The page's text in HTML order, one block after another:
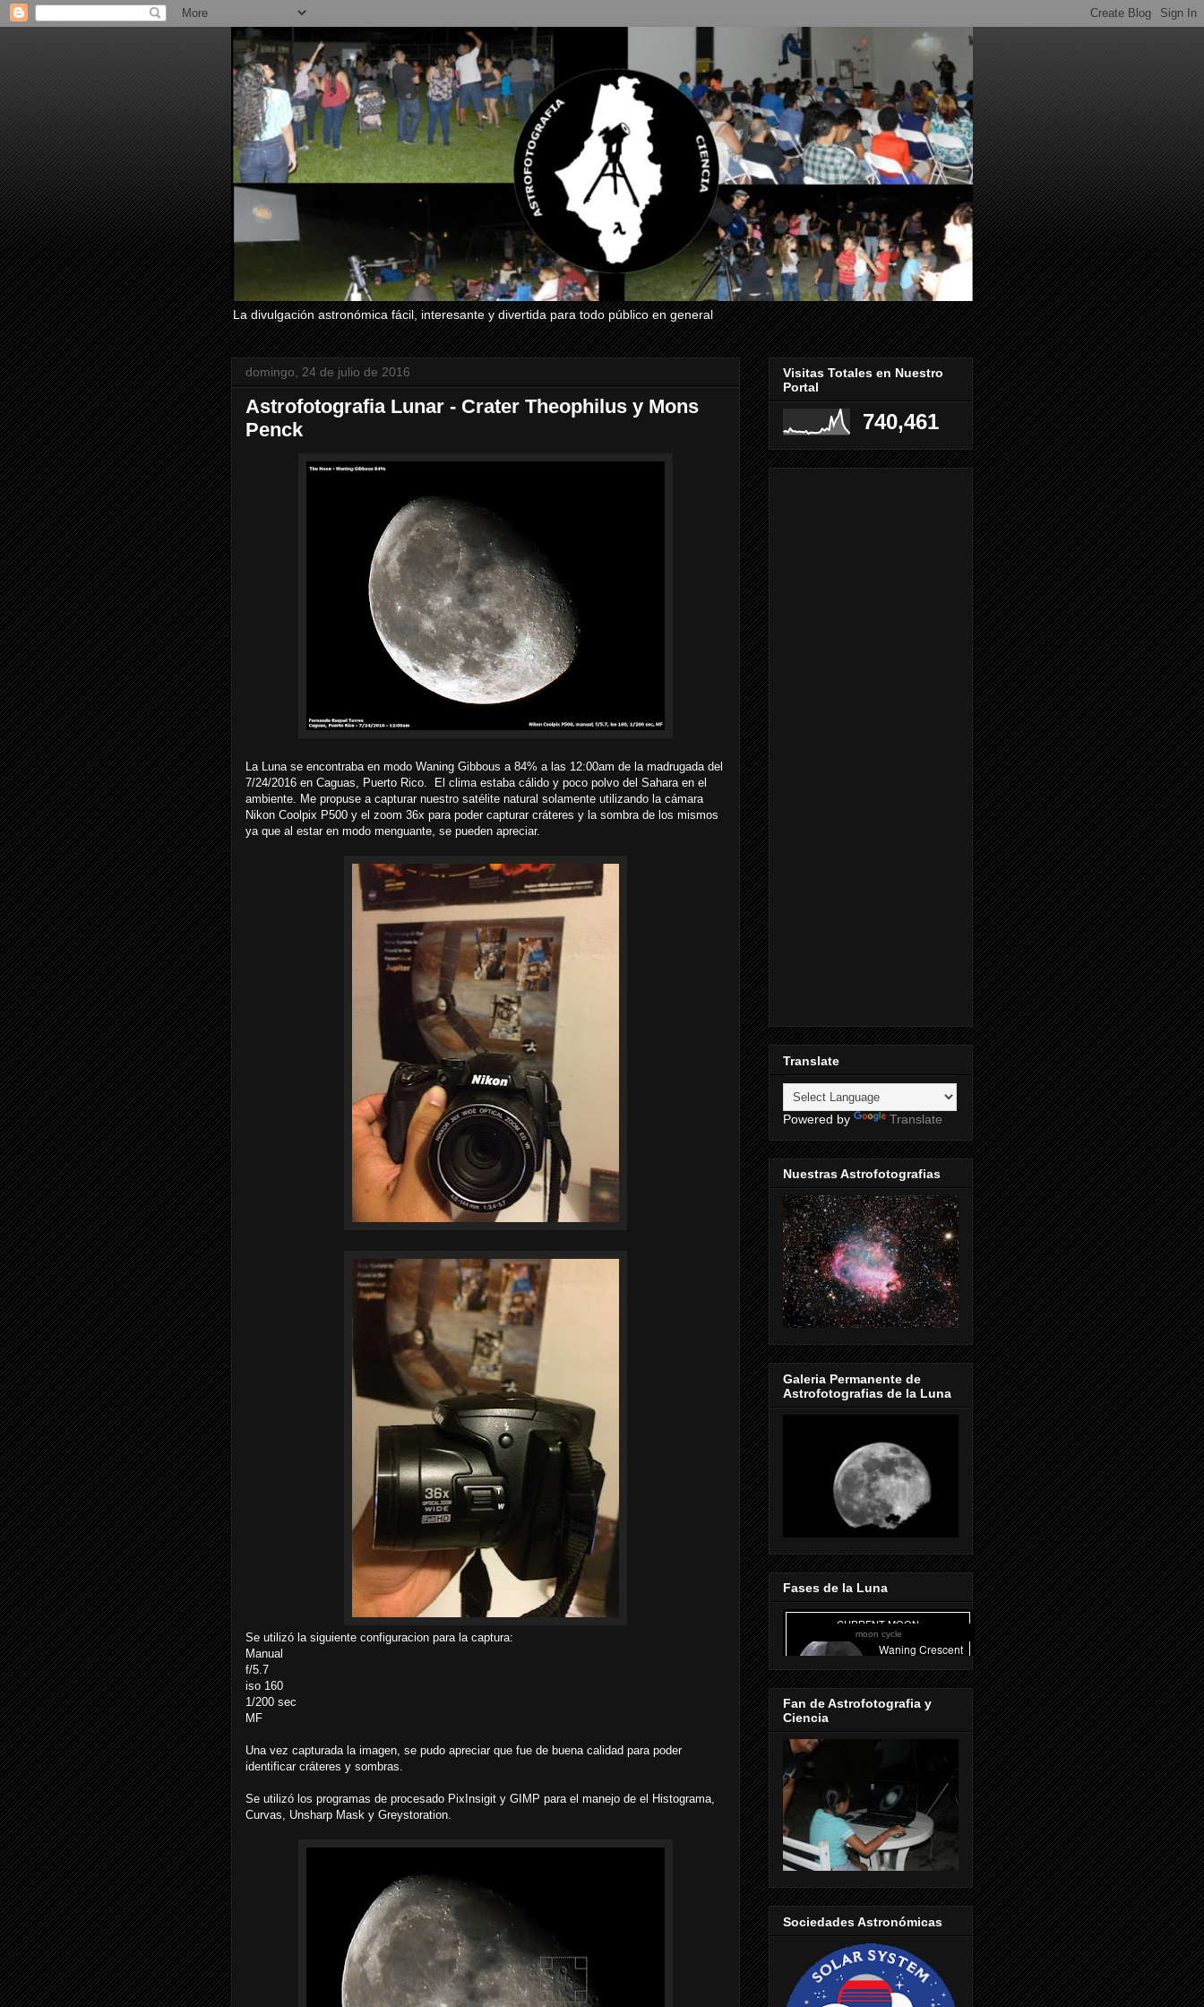
La divulgación astronómica fácil, interesante y divertida para todo público en general
domingo, 24 de julio de 2016
Astrofotografia Lunar - Crater Theophilus y Mons
Penck
La Luna se encontraba en modo Waning Gibbous a 84% a las 12:00am de la madrugada del
7/24/2016 en Caguas, Puerto Rico. El clima estaba cálido y poco polvo del Sahara en el
ambiente. Me propuse a capturar nuestro satélite natural solamente utilizando la cámara
Nikon Coolpix P500 y el zoom 36x para poder capturar cráteres y la sombra de los mismos
ya que al estar en modo menguante, se pueden apreciar.
Se utilizó la siguiente configuracion para la captura:
Manual
f/5.7
iso 160
1/200 sec
MF
Una vez capturada la imagen, se pudo apreciar que fue de buena calidad para poder
identificar cráteres y sombras.
Se utilizó los programas de procesado PixInsigit y GIMP para el manejo de el Histograma,
Curvas, Unsharp Mask y Greystoration.
Visitas Totales en Nuestro
Portal
740,461
Translate
Powered by Translate
Nuestras Astrofotografias
Galeria Permanente de
Astrofotografias de la Luna
Fases de la Luna
moon cycle
Fan de Astrofotografia y
Ciencia
Sociedades Astronómicas